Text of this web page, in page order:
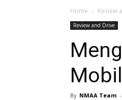
Home Review
Review and Drive
By NMAA Team -